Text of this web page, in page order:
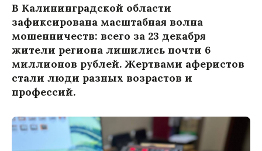
В Калининградской области
зафиксирована масштабная волна
мошенничеств: всего за 23 декабря
жители региона лишились почти 6
миллионов рублей. Жертвами аферистов
стали люди разных возрастов и
профессий.